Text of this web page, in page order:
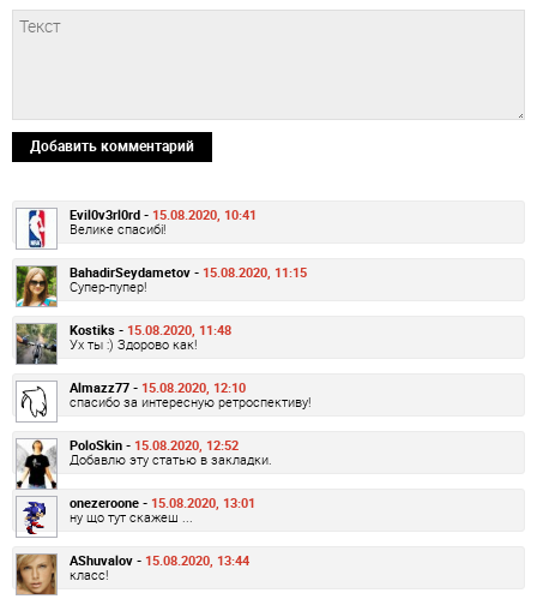
Добавить комментарий
Evil0v3rl0rd - 15.08.2020, 10:41
Велике спасибі!
BahadirSeydametov - 15.08.2020, 11:15
Супер-пупер!
Kostiks - 15.08.2020, 11:48
Ух ты :) Здорово как!
Almazz77 - 15.08.2020, 12:10
спасибо за интересную ретроспективу!
PoloSkin - 15.08.2020, 12:52
Добавлю эту статью в закладки.
onezeroone - 15.08.2020, 13:01
ну що тут скажеш ...
AShuvalov - 15.08.2020, 13:44
класс!